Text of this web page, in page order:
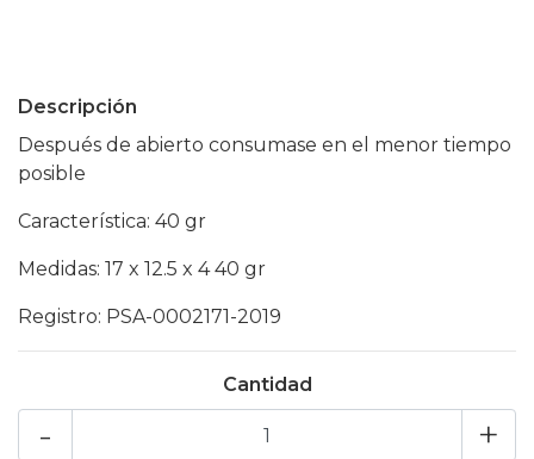
Descripción
Después de abierto consumase en el menor tiempo
posible
Característica: 40 gr
Medidas: 17 x 12.5 x 4 40 gr
Registro: PSA-0002171-2019
Cantidad
+
-